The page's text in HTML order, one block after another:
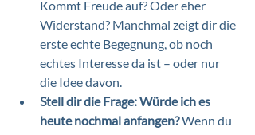
Kommt Freude auf? Oder eher
Widerstand? Manchmal zeigt dir die
erste echte Begegnung, ob noch
echtes Interesse da ist – oder nur
die Idee davon.
Stell dir die Frage: Würde ich es
heute nochmal anfangen? Wenn du